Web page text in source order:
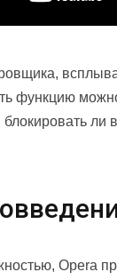
функцию
ли
Opera